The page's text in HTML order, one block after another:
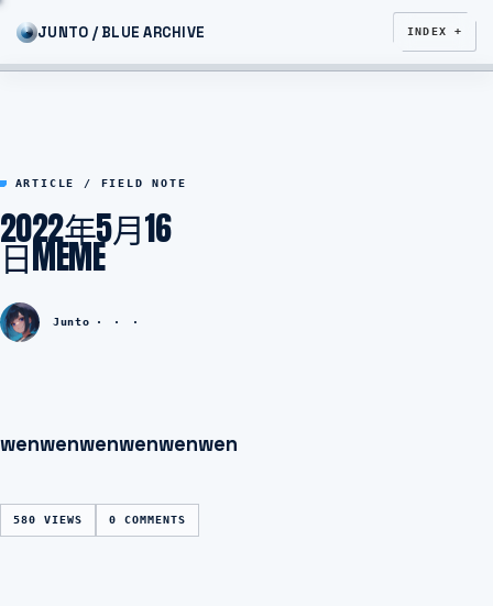
JUNTO / BLUE ARCHIVE INDEX +
ARTICLE / FIELD NOTE
2022年5月16
日MEME
Junto
wenwenwenwenwenwen
580 VIEWS 0 COMMENTS